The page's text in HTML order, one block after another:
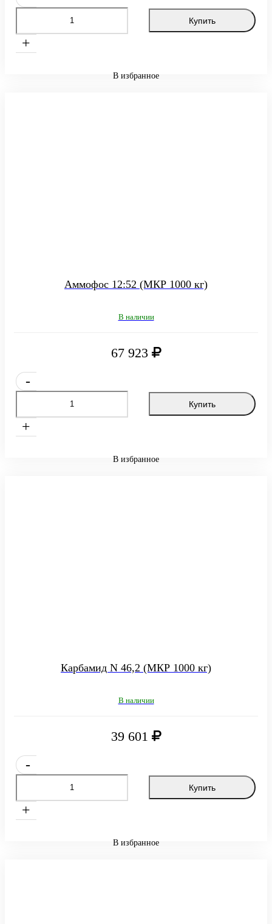
+
Купить
В избранное
Аммофос 12:52 (МКР 1000 кг)
В наличии
67 923
-
+
Купить
В избранное
Карбамид N 46,2 (МКР 1000 кг)
В наличии
39 601
-
+
Купить
В избранное